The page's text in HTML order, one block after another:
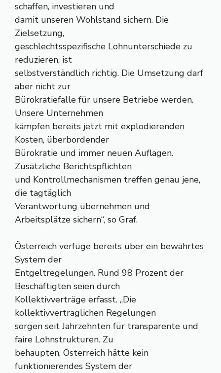
schaffen, investieren und
damit unseren Wohlstand sichern. Die
Zielsetzung,
geschlechtsspezifische Lohnunterschiede zu
reduzieren, ist
selbstverständlich richtig. Die Umsetzung darf
aber nicht zur
Bürokratiefalle für unsere Betriebe werden.
Unsere Unternehmen
kämpfen bereits jetzt mit explodierenden
Kosten, überbordender
Bürokratie und immer neuen Auflagen.
Zusätzliche Berichtspflichten
und Kontrollmechanismen treffen genau jene,
die tagtäglich
Verantwortung übernehmen und
Arbeitsplätze sichern“, so Graf.
Österreich verfüge bereits über ein bewährtes
System der
Entgeltregelungen. Rund 98 Prozent der
Beschäftigten seien durch
Kollektivverträge erfasst. „Die
kollektivvertraglichen Regelungen
sorgen seit Jahrzehnten für transparente und
faire Lohnstrukturen. Zu
behaupten, Österreich hätte kein
funktionierendes System der